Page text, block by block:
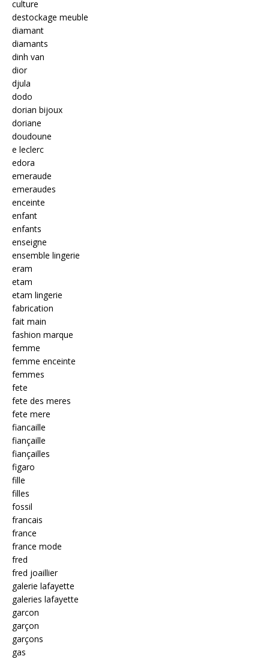
culture
destockage meuble
diamant
diamants
dinh van
dior
djula
dodo
dorian bijoux
doriane
doudoune
e leclerc
edora
emeraude
emeraudes
enceinte
enfant
enfants
enseigne
ensemble lingerie
eram
etam
etam lingerie
fabrication
fait main
fashion marque
femme
femme enceinte
femmes
fete
fete des meres
fete mere
fiancaille
fiançaille
fiançailles
figaro
fille
filles
fossil
francais
france
france mode
fred
fred joaillier
galerie lafayette
galeries lafayette
garcon
garçon
garçons
gas